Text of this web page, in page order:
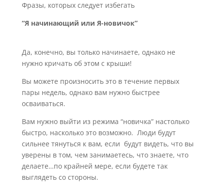
Фразы, которых следует избегать
“Я начинающий или Я-новичок”
Да, конечно, вы только начинаете, однако не
нужно кричать об этом с крыши!
Вы можете произносить это в течение первых
пары недель, однако вам нужно быстрее
осваиваться.
Вам нужно выйти из режима “новичка” настолько
быстро, насколько это возможно. Люди будут
сильнее тянуться к вам, если будут видеть, что вы
уверены в том, чем занимаетесь, что знаете, что
делаете…по крайней мере, если будете так
выглядеть со стороны.